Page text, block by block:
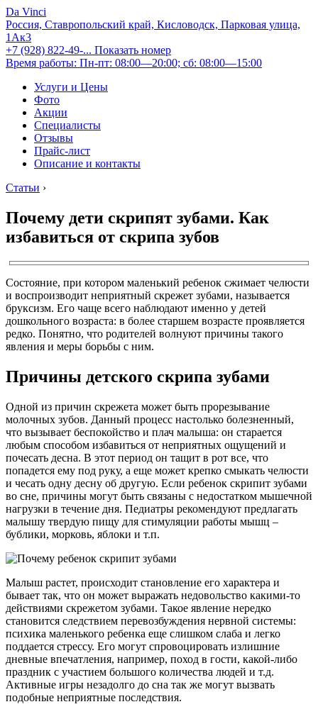
Da Vinci
Россия, Ставропольский край, Кисловодск, Парковая улица,
1Ак3
+7 (928) 822-49-... Показать номер
Время работы: Пн-пт: 08:00—20:00; сб: 08:00—15:00
Услуги и Цены
Фото
Акции
Специалисты
Отзывы
Прайс-лист
Описание и контакты
Статьи ›
Почему дети скрипят зубами. Как
избавиться от скрипа зубов
Состояние, при котором маленький ребенок сжимает челюсти
и воспроизводит неприятный скрежет зубами, называется
бруксизм. Его чаще всего наблюдают именно у детей
дошкольного возраста: в более старшем возрасте проявляется
редко. Понятно, что родителей волнуют причины такого
явления и меры борьбы с ним.
Причины детского скрипа зубами
Одной из причин скрежета может быть прорезывание
молочных зубов. Данный процесс настолько болезненный,
что вызывает беспокойство и плач малыша: он старается
любым способом избавиться от неприятных ощущений и
почесать десна. В этот период он тащит в рот все, что
попадется ему под руку, а еще может крепко смыкать челюсти
и чесать одну десну об другую. Если ребенок скрипит зубами
во сне, причины могут быть связаны с недостатком мышечной
нагрузки в течение дня. Педиатры рекомендуют предлагать
малышу твердую пищу для стимуляции работы мышц –
бублики, морковь, яблоки и т.п.
Малыш растет, происходит становление его характера и
бывает так, что он может выражать недовольство какими-то
действиями скрежетом зубами. Такое явление нередко
становится следствием перевозбуждения нервной системы:
психика маленького ребенка еще слишком слаба и легко
поддается стрессу. Его могут спровоцировать излишние
дневные впечатления, например, поход в гости, какой-либо
праздник с участием большого количества людей и т.д.
Активные игры незадолго до сна так же могут вызвать
подобные неприятные последствия.